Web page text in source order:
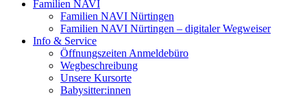
Familien NAVI
Familien NAVI Nürtingen
Familien NAVI Nürtingen – digitaler Wegweiser
Info & Service
Öffnungszeiten Anmeldebüro
Wegbeschreibung
Unsere Kursorte
Babysitter:innen